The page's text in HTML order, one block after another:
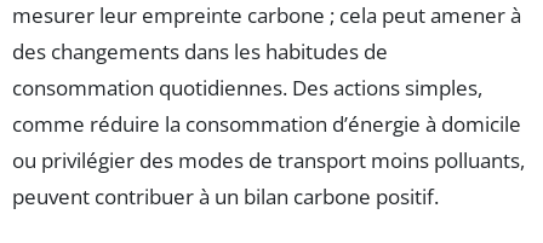
mesurer leur empreinte carbone ; cela peut amener à
des changements dans les habitudes de
consommation quotidiennes. Des actions simples,
comme réduire la consommation d’énergie à domicile
ou privilégier des modes de transport moins polluants,
peuvent contribuer à un bilan carbone positif.